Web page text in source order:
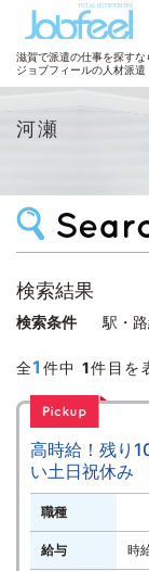
滋賀で派遣の仕事を探すな
ジョブフィールの人材派遣
河瀬
検索結果
検索条件 駅・路
全1 件中1件目を
高時給！残り
い土日祝休
職種
給与 時